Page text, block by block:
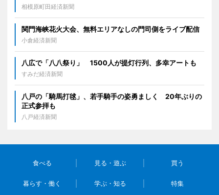
相模原町田経済新聞
関門海峡花火大会、無料エリアなしの門司側をライブ配信
小倉経済新聞
八広で「八八祭り」 1500人が提灯行列、多幸アートも
すみだ経済新聞
八戸の「騎馬打毬」、若手騎手の姿勇ましく 20年ぶりの
正式参拝も
八戸経済新聞
食べる 見る・遊ぶ 買う
暮らす・働く 学ぶ・知る 特集